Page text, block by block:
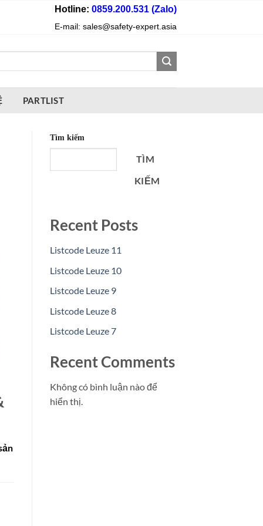
Hotline: 0859.200.531 (Zalo)
E-mail: sales@safety-expert.asia
PARTLIST
Tìm kiếm
TÌM
KIẾM
Recent Posts
Listcode Leuze 11
Listcode Leuze 10
Listcode Leuze 9
Listcode Leuze 8
Listcode Leuze 7
Recent Comments
Không có bình luận nào để
hiển thị.